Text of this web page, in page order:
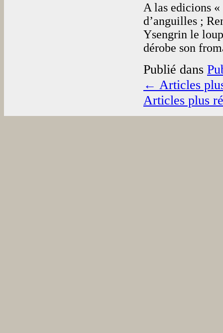
A las edicions
d’anguilles ;
Ysengrin le
dérobe son
Publié dans
← Articles
Articles plus